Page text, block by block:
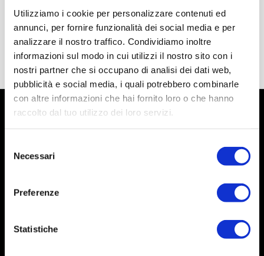
Utilizziamo i cookie per personalizzare contenuti ed
annunci, per fornire funzionalità dei social media e per
analizzare il nostro traffico. Condividiamo inoltre
informazioni sul modo in cui utilizzi il nostro sito con i
nostri partner che si occupano di analisi dei dati web,
pubblicità e social media, i quali potrebbero combinarle
con altre informazioni che hai fornito loro o che hanno
raccolto dal tuo utilizzo dei loro servizi.
delNecessari
Preferenze
Statistiche